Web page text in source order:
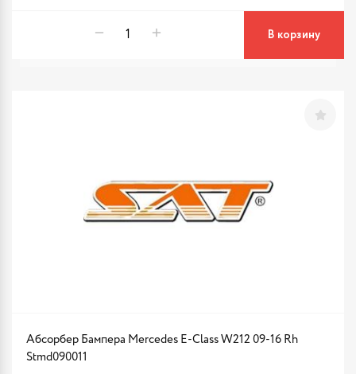
В корзину
Абсорбер Бампера Mercedes E-Class W212 09-16 Rh
Stmd090011